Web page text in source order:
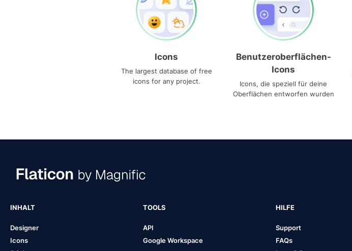
Icons
The largest database of free
icons for any project.
Benutzeroberflächen-
Icons
Icons, die speziell für deine
Oberflächen entworfen wurden
INHALT
Designer
Icons
TOOLS
API
Google Workspace
HILFE
Support
FAQs